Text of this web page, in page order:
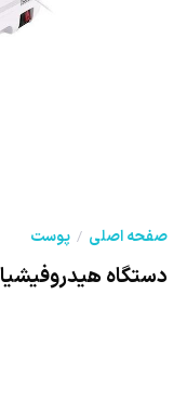
صفحه اصلی پوست
دستگاه هیدروفیشیال ۷